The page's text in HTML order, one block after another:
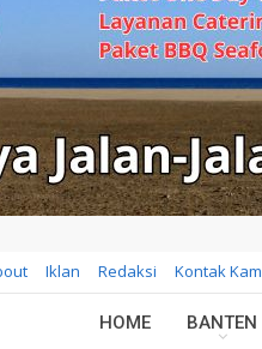
Iklan Redaksi Kontak
HOME BANTEN